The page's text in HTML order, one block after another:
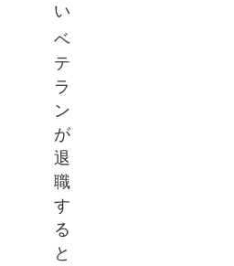
い
ベ
テ
ラ
ン
が
退
職
す
る
と